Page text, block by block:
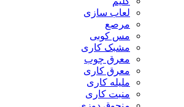
لعاب سازی
مرصع
مس کوبی
مشبک کاری
معرق چوب
معرق کاری
مليله کاری
منبت کاری